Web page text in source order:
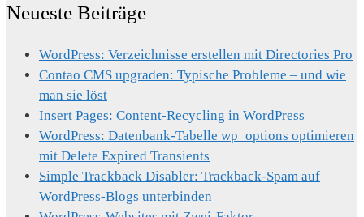
Neueste Beiträge
WordPress: Verzeichnisse erstellen mit Directories Pro
Contao CMS upgraden: Typische Probleme – und wie
man sie löst
Insert Pages: Content-Recycling in WordPress
WordPress: Datenbank-Tabelle wp_options optimieren
mit Delete Expired Transients
Simple Trackback Disabler: Trackback-Spam auf
WordPress-Blogs unterbinden